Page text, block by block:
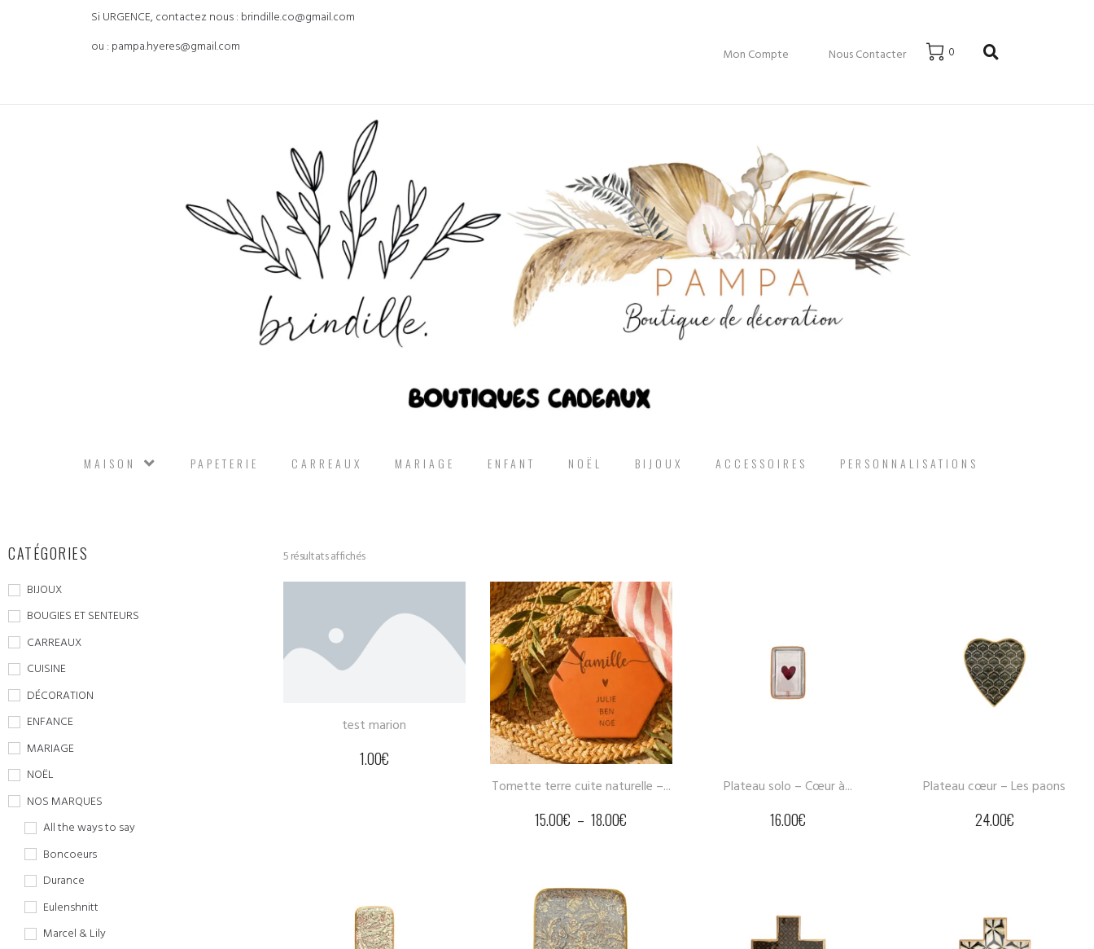
Si URGENCE, contactez nous : brindille.co@gmail.com
ou : pampa.hyeres@gmail.com
Mon Compte Nous Contacter 0
MAISON PAPETERIE CARREAUX MARIAGE ENFANT NOËL BIJOUX ACCESSOIRES PERSONNALISATIONS
CATÉGORIES
BIJOUX
BOUGIES ET SENTEURS
CARREAUX
CUISINE
DÉCORATION
ENFANCE
MARIAGE
NOËL
NOS MARQUES
All the ways to say
Boncoeurs
Durance
Eulenshnitt
Marcel & Lily
5 résultats affichés
test marion
1.00€
Tomette terre cuite naturelle –...
15.00€ – 18.00€
Plateau solo – Cœur à...
16.00€
Plateau cœur – Les paons
24.00€